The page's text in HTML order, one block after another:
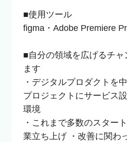
■使用ツール
figma・Adobe Premiere
■自分の領域を広げるチャ
ます
・デジタルプロダクトを
プロジェクトにサービス
環境
・これまで多数のスター
業立ち上げ ・改善に関わ